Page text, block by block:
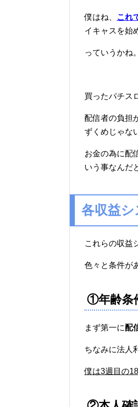
僕はね、 これ
イキャスを始
っていうかね
買ったパチス
配信者の負担
ずくめじゃな
お金の為に配
いう事なんだ
各収益
これらの収益
色々と条件が
①年齢条
まず第一に配
ちなみに法人
僕は3週目の